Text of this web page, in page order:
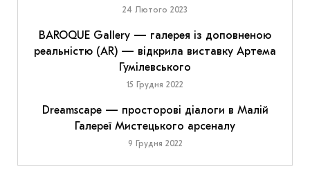
24 Лютого 2023
BAROQUE Gallery — галерея із доповненою
реальністю (AR) — відкрила виставку Артема
Гумілевського
15 Грудня 2022
Dreamscape — просторові діалоги в Малій
Галереї Мистецького арсеналу
9 Грудня 2022